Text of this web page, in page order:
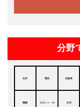
分野
化学 電気 自動車
機械 ロボット・AI 住宅